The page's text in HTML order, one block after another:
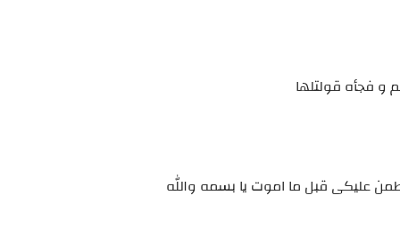
فجأه قولتلها
عليكى قبل ما اموت يا بسمه والله